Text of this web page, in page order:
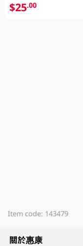
$25.00
Item code: 143479
關於惠康